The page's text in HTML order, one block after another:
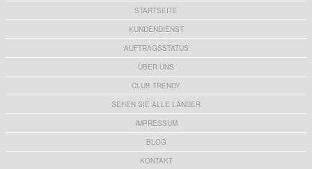
STARTSEITE
KUNDENDIENST
AUFTRAGSSTATUS
ÜBER UNS
CLUB TRENDY
SEHEN SIE ALLE LÄNDER
IMPRESSUM
BLOG
KONTAKT